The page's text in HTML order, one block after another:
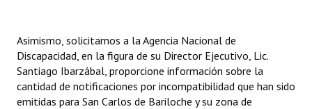
Asimismo, solicitamos a la Agencia Nacional de
Discapacidad, en la figura de su Director Ejecutivo, Lic.
Santiago Ibarzábal, proporcione información sobre la
cantidad de notificaciones por incompatibilidad que han sido
emitidas para San Carlos de Bariloche y su zona de